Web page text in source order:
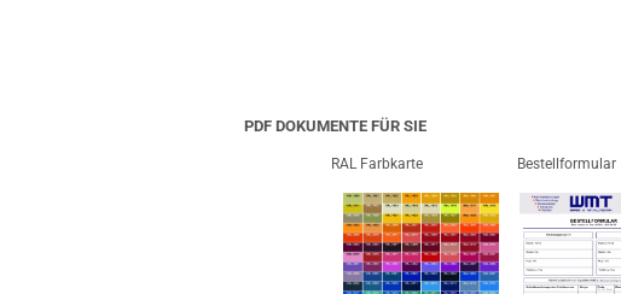
PDF DOKUMENTE FÜR SIE
RAL Farbkarte Bestellformular